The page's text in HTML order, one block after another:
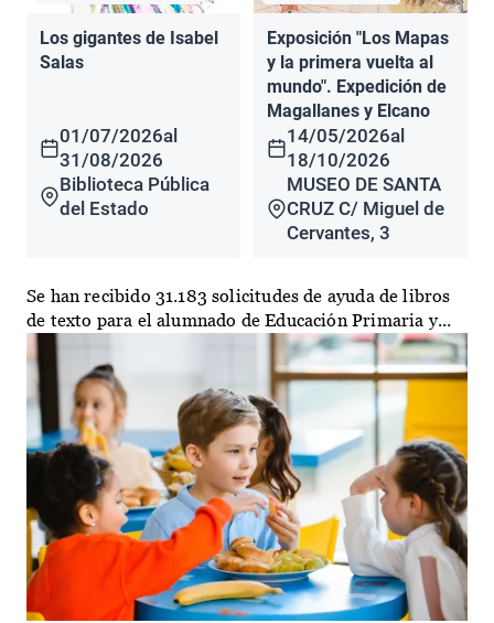
Los gigantes de Isabel
Salas
01/07/2026al
31/08/2026
Biblioteca Pública
del Estado
Exposición "Los Mapas
y la primera vuelta al
mundo". Expedición de
Magallanes y Elcano
14/05/2026al
18/10/2026
MUSEO DE SANTA
CRUZ C/ Miguel de
Cervantes, 3
Se han recibido 31.183 solicitudes de ayuda de libros
de texto para el alumnado de Educación Primaria y...